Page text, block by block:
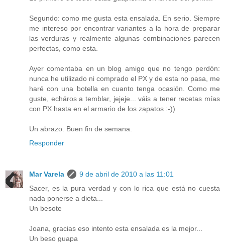
Segundo: como me gusta esta ensalada. En serio. Siempre
me intereso por encontrar variantes a la hora de preparar
las verduras y realmente algunas combinaciones parecen
perfectas, como esta.
Ayer comentaba en un blog amigo que no tengo perdón:
nunca he utilizado ni comprado el PX y de esta no pasa, me
haré con una botella en cuanto tenga ocasión. Como me
guste, echáros a temblar, jejeje... váis a tener recetas mías
con PX hasta en el armario de los zapatos :-))
Un abrazo. Buen fin de semana.
Responder
Mar Varela
9 de abril de 2010 a las 11:01
Sacer, es la pura verdad y con lo rica que está no cuesta
nada ponerse a dieta...
Un besote
Joana, gracias eso intento esta ensalada es la mejor...
Un beso guapa